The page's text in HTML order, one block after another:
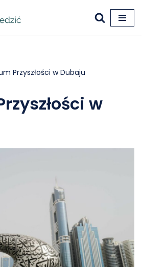
Przyszłości w Dubaju
w